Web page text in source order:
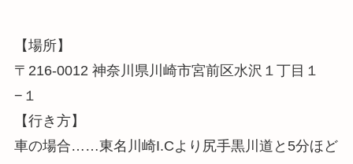
【場所】
〒216-0012 神奈川県川崎市宮前区水沢１丁目１
−１
【行き方】
車の場合……東名川崎I.Cより尻手黒川道と5分ほど